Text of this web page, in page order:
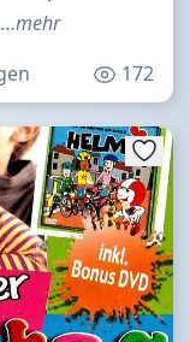
…mehr
172